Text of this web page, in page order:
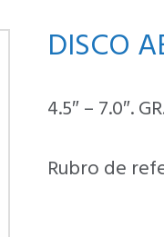
DISCO
4.5″ – 7.0″.
Rubro de